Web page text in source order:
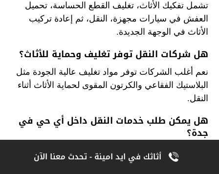
تشمل تفكيك الأثاث، تغليف القطع الحساسة، تحميل
العفش في سيارات مجهزة، النقل، ثم إعادة تركيب
الأثاث في الوجهة الجديدة.
هل شركات النقل توفر تغليف وحماية للأثاث؟
نعم أغلب الشركات توفر مواد تغليف عالية الجودة مثل
البلاستيك الفقاعي والكرتون المقوى لحماية الأثاث أثناء
النقل.
هل يمكن طلب خدمات النقل داخل أي حي في
جدة؟
نعم خدمات نقل الأثاث تغطي جميع أحياء جدة وتصل
بعضها أيضًا إلى مناطق قريبة أو نقل بين المدن.
أثاثك في ايد امينة - تحدث معنا الآن